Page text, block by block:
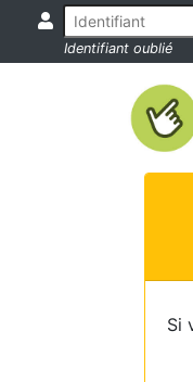
Identifiant oublié
Si